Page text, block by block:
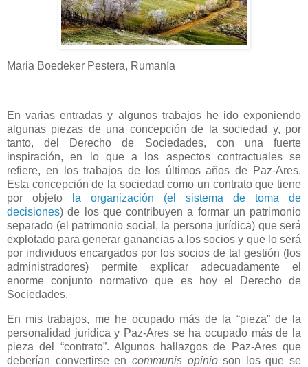
Maria Boedeker Pestera, Rumanía
En varias entradas y algunos trabajos he ido exponiendo
algunas piezas de una concepción de la sociedad y, por
tanto, del Derecho de Sociedades, con una fuerte
inspiración, en lo que a los aspectos contractuales se
refiere, en los trabajos de los últimos años de Paz-Ares.
Esta concepción de la sociedad como un contrato que tiene
por objeto
la organización (el sistema de toma de
decisiones) de los que contribuyen a formar un patrimonio
separado (el patrimonio social, la persona jurídica) que será
explotado para generar ganancias a los socios y que lo será
por individuos encargados por los socios de tal gestión (los
administradores) permite explicar adecuadamente el
enorme conjunto normativo que es hoy el Derecho de
Sociedades.
En mis trabajos, me he ocupado más de la “pieza” de la
personalidad jurídica y Paz-Ares se ha ocupado más de la
pieza del “contrato”. Algunos hallazgos de Paz-Ares que
deberían convertirse en communis opinioson los que se